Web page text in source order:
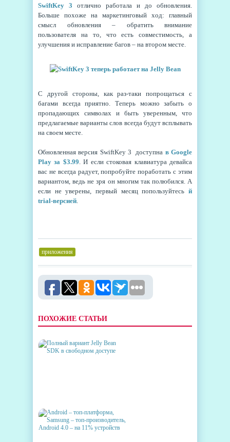
SwiftKey 3 отлично работала и до обновления.
Больше похоже на маркетинговый ход: главный
смысл обновления – обратить внимание
пользователя на то, что есть совместимость, а
улучшения и исправление багов – на втором месте.
С другой стороны, как раз-таки попрощаться с
багами всегда приятно. Теперь можно забыть о
пропадающих символах и быть уверенным, что
предлагаемые варианты слов всегда будут всплывать
на своем месте.
Обновленная версия SwiftKey 3 доступна в Google
Play за $3.99. И если стоковая клавиатура девайса
вас не всегда радует, попробуйте поработать с этим
вариантом, ведь не зря он многим так полюбился. А
если не уверены, первый месяц попользуйтесь й
trial-версией.
приложения
ПОХОЖИЕ СТАТЬИ